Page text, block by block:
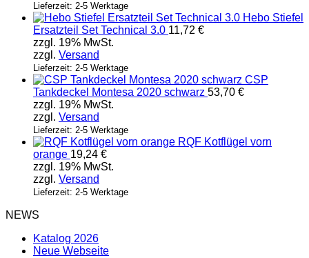
Lieferzeit: 2-5 Werktage
Hebo Stiefel
Ersatzteil Set Technical 3.0 11,72 €
zzgl. 19% MwSt.
zzgl. Versand
Lieferzeit: 2-5 Werktage
CSP
Tankdeckel Montesa 2020 schwarz 53,70 €
zzgl. 19% MwSt.
zzgl. Versand
Lieferzeit: 2-5 Werktage
RQF Kotflügel vorn
orange 19,24 €
zzgl. 19% MwSt.
zzgl. Versand
Lieferzeit: 2-5 Werktage
NEWS
Katalog 2026
Neue Webseite